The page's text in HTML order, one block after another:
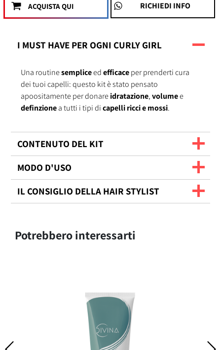
ACQUISTA QUI RICHIEDI INFO
I MUST HAVE PER OGNI CURLY GIRL
Una routinesempliceedefficaceper prenderti cura
dei tuoi capelli: questo kit è stato pensato
apoositamente per donareidratazione,volumee
definzionea tutti i tipi dicapelli ricci e mossi.
CONTENUTO DEL KIT
MODO D'USO
IL CONSIGLIO DELLA HAIR STYLIST
Potrebbero interessarti